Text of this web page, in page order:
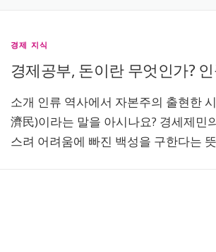
경제 지식
경제공부, 돈이란 무엇인가?
소개 인류 역사에서 자본주의 출현한
濟民)이라는 말을 아시나요? 경세제민
스려 어려움에 빠진 백성을 구한다는